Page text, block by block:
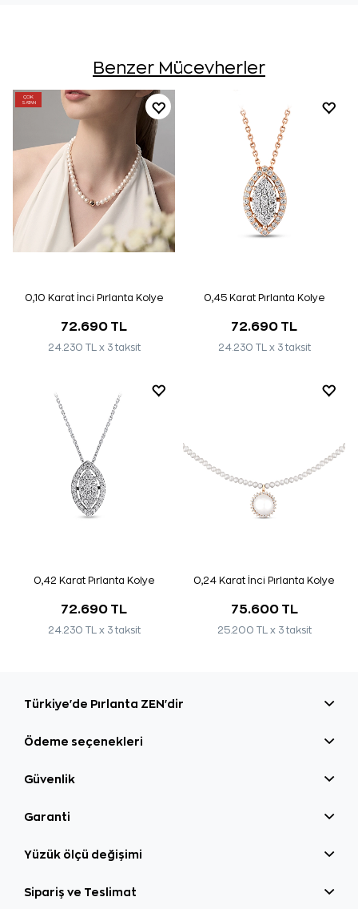
Benzer Mücevherler
ÇOK
SATAN
0,10 Karat İnci Pırlanta Kolye
72.690 TL
24.230 TL x 3 taksit
0,45 Karat Pırlanta Kolye
72.690 TL
24.230 TL x 3 taksit
0,42 Karat Pırlanta Kolye
72.690 TL
24.230 TL x 3 taksit
0,24 Karat İnci Pırlanta Kolye
75.600 TL
25.200 TL x 3 taksit
Türkiye'de Pırlanta ZEN'dir
Ödeme seçenekleri
Güvenlik
Garanti
Yüzük ölçü değişimi
Sipariş ve Teslimat